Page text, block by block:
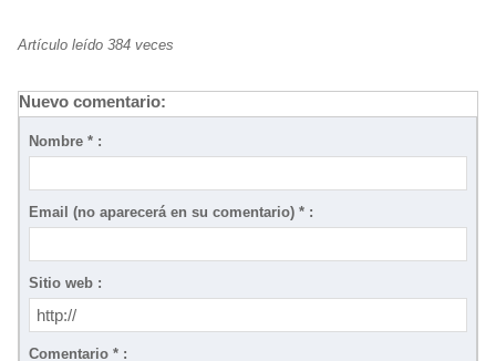
Artículo leído 384 veces
Nuevo comentario:
Nombre * :
Email (no aparecerá en su comentario) * :
Sitio web :
Comentario * :